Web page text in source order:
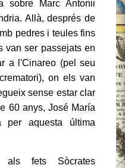
sobre Marc Antonii
Allà, després de
pedres i teules fins
van ser passejats en
a l'Cinareo (pel seu
on els van
sense estar clar
60 anys, José María
per aquesta última
als fets Sòcrates